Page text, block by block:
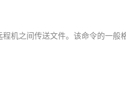
机之间传送文件。该命令的一般